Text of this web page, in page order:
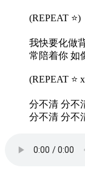
(REPEAT ⭐️)
我快要化做
常陪着你 如
(REPEAT ⭐️
分不清 分不
分不清 分不